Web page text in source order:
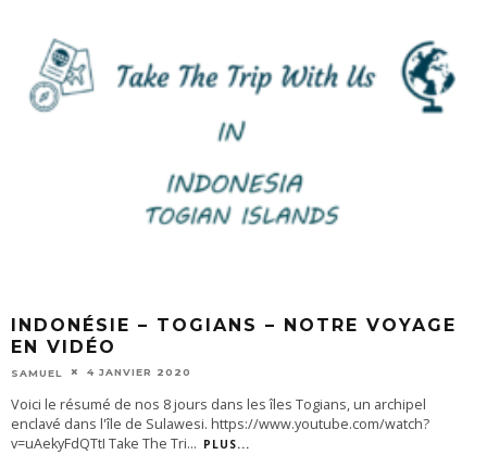
INDONÉSIE – TOGIANS – NOTRE VOYAGE
EN VIDÉO
SAMUEL 4 JANVIER 2020
Voici le résumé de nos 8 jours dans les îles Togians, un archipel
enclavé dans l'île de Sulawesi. https://www.youtube.com/watch?
v=uAekyFdQTtI Take The Tri... PLUS...